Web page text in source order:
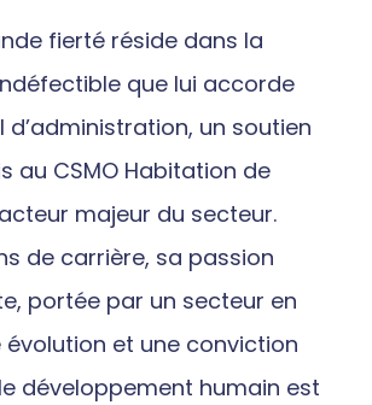
fierté réside dans la
que lui accorde
d’administration, un soutien
au CSMO Habitation de
majeur du secteur.
de carrière, sa passion
portée par un secteur en
évolution et une conviction
développement humain est